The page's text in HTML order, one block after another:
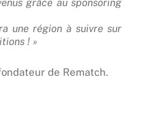
grâce au sponsoring
une région à suivre sur
! »
de Rematch.